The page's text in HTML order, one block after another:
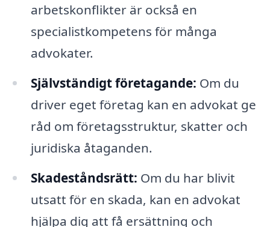
arbetskonflikter är också en
specialistkompetens för många
advokater.
Självständigt företagande: Om du
driver eget företag kan en advokat ge
råd om företagsstruktur, skatter och
juridiska åtaganden.
Skadeståndsrätt: Om du har blivit
utsatt för en skada, kan en advokat
hjälpa dig att få ersättning och